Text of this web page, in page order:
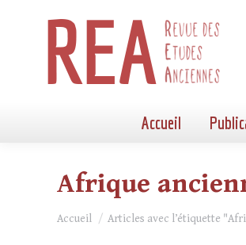
Accueil
Afrique
Vous êtes ici :
Accueil Articles avec l’étiquette